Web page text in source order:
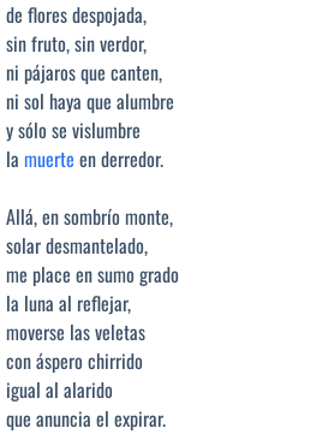
de flores despojada,
sin fruto, sin verdor,
ni pájaros que canten,
ni sol haya que alumbre
y sólo se vislumbre
la muerte en derredor.
Allá, en sombrío monte,
solar desmantelado,
me place en sumo grado
la luna al reflejar,
moverse las veletas
con áspero chirrido
igual al alarido
que anuncia el expirar.